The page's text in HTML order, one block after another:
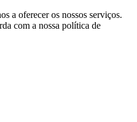
a oferecer os nossos serviços.
com a nossa política de